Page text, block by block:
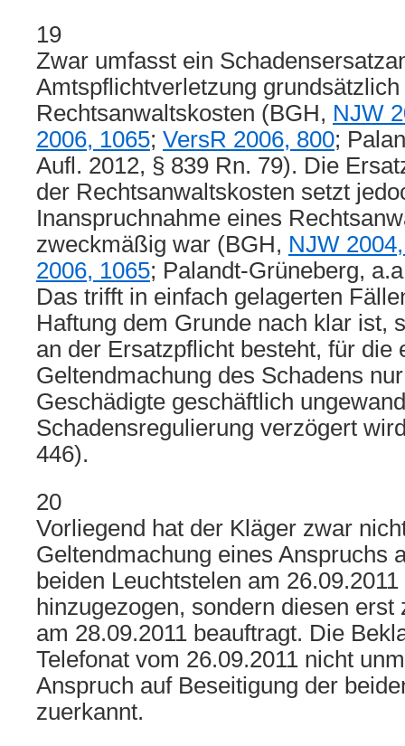
19
Zwar umfasst ein
Amtspflichtverletzung
Rechtsanwaltskosten (BGH, NJW
2006, 1065; VersR 2006, 800;
Aufl. 2012, § 839 Rn. 79). Die
der Rechtsanwaltskosten setzt
Inanspruchnahme eines
zweckmäßig war (BGH, NJW
2006, 1065; Palandt-Grüneberg,
Das trifft in einfach gelagerten
Haftung dem Grunde nach klar ist,
an der Ersatzpflicht besteht, für die
Geltendmachung des Schadens
Geschädigte geschäftlich
Schadensregulierung verzögert
446).
20
Vorliegend hat der Kläger zwar
Geltendmachung eines Anspruchs
beiden Leuchtstelen am
hinzugezogen, sondern diesen erst
am 28.09.2011 beauftragt. Die
Telefonat vom 26.09.2011 nicht
Anspruch auf Beseitigung der
zuerkannt.